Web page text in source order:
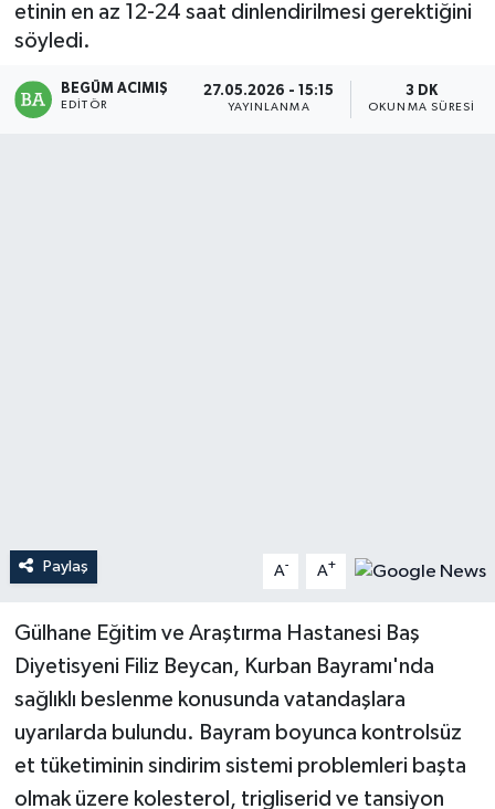
etinin en az 12-24 saat dinlendirilmesi gerektiğini
söyledi.
BEGÜM ACIMIŞ
EDITÖR
27.05.2026 - 15:15
YAYINLANMA
3 DK
OKUNMA SÜRESI
Paylaş A- A+
Gülhane Eğitim ve Araştırma Hastanesi Baş
Diyetisyeni Filiz Beycan, Kurban Bayramı'nda
sağlıklı beslenme konusunda vatandaşlara
uyarılarda bulundu. Bayram boyunca kontrolsüz
et tüketiminin sindirim sistemi problemleri başta
olmak üzere kolesterol, trigliserid ve tansiyon
Mersin Tarihi